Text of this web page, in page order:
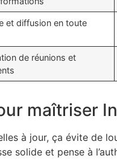
et diffusion en toute
de réunions et
maîtriser
à jour, ça évite de
solide et pense à